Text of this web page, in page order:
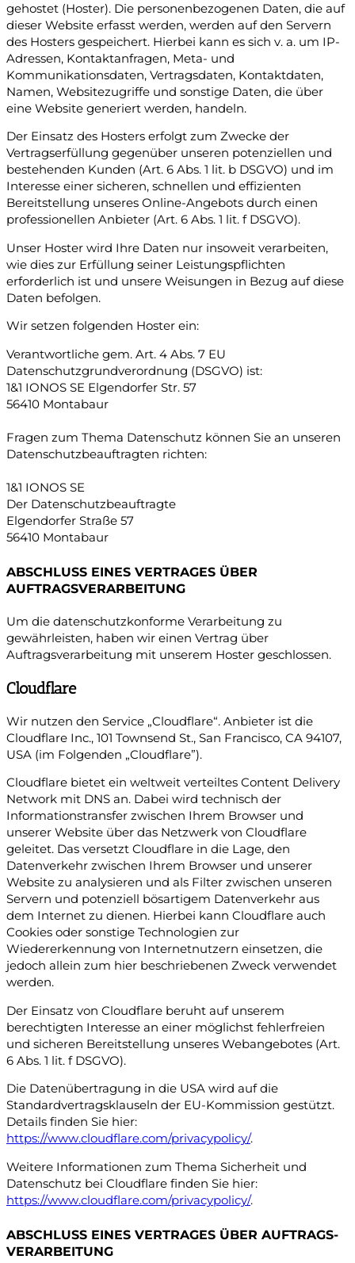
gehostet (Hoster). Die personenbezogenen Daten, die auf
dieser Website erfasst werden, werden auf den Servern
des Hosters gespeichert. Hierbei kann es sich v. a. um IP-
Adressen, Kontaktanfragen, Meta- und
Kommunikationsdaten, Vertragsdaten, Kontaktdaten,
Namen, Websitezugriffe und sonstige Daten, die über
eine Website generiert werden, handeln.
Der Einsatz des Hosters erfolgt zum Zwecke der
Vertragserfüllung gegenüber unseren potenziellen und
bestehenden Kunden (Art. 6 Abs. 1 lit. b DSGVO) und im
Interesse einer sicheren, schnellen und effizienten
Bereitstellung unseres Online-Angebots durch einen
professionellen Anbieter (Art. 6 Abs. 1 lit. f DSGVO).
Unser Hoster wird Ihre Daten nur insoweit verarbeiten,
wie dies zur Erfüllung seiner Leistungspflichten
erforderlich ist und unsere Weisungen in Bezug auf diese
Daten befolgen.
Wir setzen folgenden Hoster ein:
Verantwortliche gem. Art. 4 Abs. 7 EU
Datenschutzgrundverordnung (DSGVO) ist:
1&1 IONOS SE Elgendorfer Str. 57
56410 Montabaur
Fragen zum Thema Datenschutz können Sie an unseren
Datenschutzbeauftragten richten:
1&1 IONOS SE
Der Datenschutzbeauftragte
Elgendorfer Straße 57
56410 Montabaur
ABSCHLUSS EINES VERTRAGES ÜBER
AUFTRAGSVERARBEITUNG
Um die datenschutzkonforme Verarbeitung zu
gewährleisten, haben wir einen Vertrag über
Auftragsverarbeitung mit unserem Hoster geschlossen.
Cloudflare
Wir nutzen den Service „Cloudflare“. Anbieter ist die
Cloudflare Inc., 101 Townsend St., San Francisco, CA 94107,
USA (im Folgenden „Cloudflare”).
Cloudflare bietet ein weltweit verteiltes Content Delivery
Network mit DNS an. Dabei wird technisch der
Informationstransfer zwischen Ihrem Browser und
unserer Website über das Netzwerk von Cloudflare
geleitet. Das versetzt Cloudflare in die Lage, den
Datenverkehr zwischen Ihrem Browser und unserer
Website zu analysieren und als Filter zwischen unseren
Servern und potenziell bösartigem Datenverkehr aus
dem Internet zu dienen. Hierbei kann Cloudflare auch
Cookies oder sonstige Technologien zur
Wiedererkennung von Internetnutzern einsetzen, die
jedoch allein zum hier beschriebenen Zweck verwendet
werden.
Der Einsatz von Cloudflare beruht auf unserem
berechtigten Interesse an einer möglichst fehlerfreien
und sicheren Bereitstellung unseres Webangebotes (Art.
6 Abs. 1 lit. f DSGVO).
Die Datenübertragung in die USA wird auf die
Standardvertragsklauseln der EU-Kommission gestützt.
Details finden Sie hier:
https://www.cloudflare.com/privacypolicy/.
Weitere Informationen zum Thema Sicherheit und
Datenschutz bei Cloudflare finden Sie hier:
https://www.cloudflare.com/privacypolicy/.
ABSCHLUSS EINES VERTRAGES ÜBER AUFTRAGS­
VERARBEITUNG